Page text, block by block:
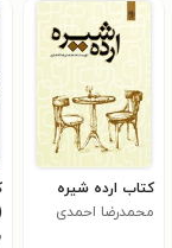
کتاب ارده شیره
محمدرضا احمدی